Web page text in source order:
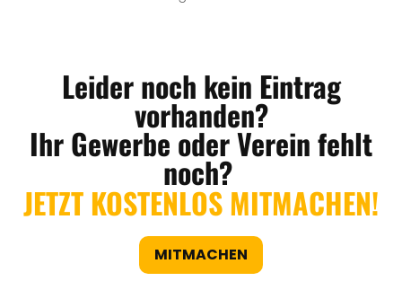
Leider noch kein Eintrag
vorhanden?
Ihr Gewerbe oder Verein fehlt
noch?
JETZT KOSTENLOS MITMACHEN!
MITMACHEN